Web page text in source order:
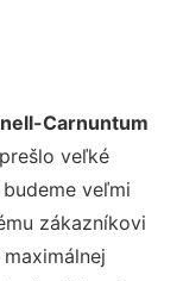
Carnuntum
veľké
veľmi
zákazníkovi